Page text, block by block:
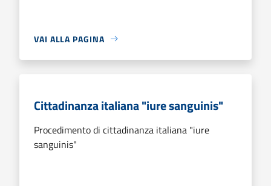
VAI ALLA PAGINA
Cittadinanza italiana "iure sanguinis"
Procedimento di cittadinanza italiana "iure
sanguinis"